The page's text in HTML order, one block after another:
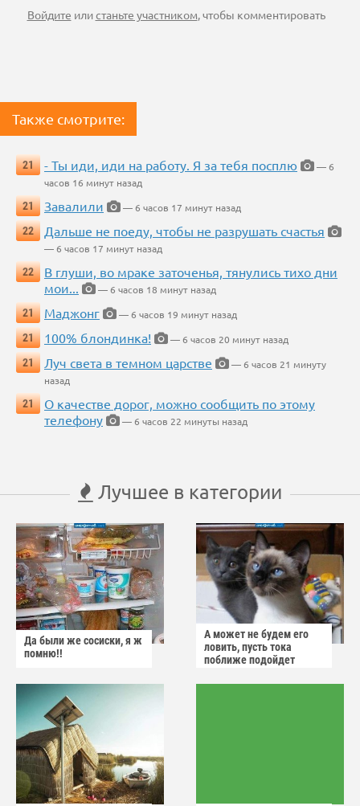
Войдите илистаньте участником, чтобы комментировать
Также смотрите:
21 - Ты иди, иди на работу. Я за тебя посплю
— 6
часов 16 минут назад
21
Завалили
— 6 часов 17 минут назад
22
Дальше не поеду, чтобы не разрушать счастья
— 6 часов 17 минут назад
22
В глуши, во мраке заточенья, тянулись тихо дни
мои...
— 6 часов 18 минут назад
21
Маджонг
— 6 часов 19 минут назад
21
100% блондинка!
— 6 часов 20 минут назад
21
Луч света в темном царстве
— 6 часов 21 минуту
назад
21
О качестве дорог, можно сообщить по этому
телефону
— 6 часов 22 минуты назад
Лучшее в категории
Да были же сосиски, я ж
помню!!
А может не будем его
ловить, пусть тока
поближе подойдет